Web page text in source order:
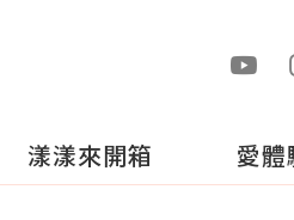
漾漾來開箱 愛體